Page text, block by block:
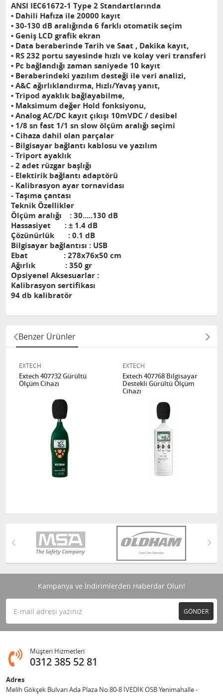
ANSI IEC61672-1 Type 2 Standartlarında
• Dahili Hafıza ile 20000 kayıt
• 30-130 dB aralığında 6 farklı otomatik seçim
• Geniş LCD grafik ekran
• Data beraberinde Tarih ve Saat , Dakika kayıt,
• RS 232 portu sayesinde hızlı ve kolay veri transferi
• Pc bağlandığı zaman saniyede 10 kayıt
• Beraberindeki yazılım desteği ile veri analizi,
• A&C ağırlıklandırma, Hızlı/Yavaş yanıt,
• Tripod ayaklık bağlayabilme,
• Maksimum değer Hold fonksiyonu,
• Analog AC/DC kayıt çıkışı 10mVDC / desibel
• 1/8 sn fast 1/1 sn slow ölçüm aralığı seçimi
• Cihaza dahil olan parçalar
- Bilgisayar bağlantı kablosu ve yazılım
- Triport ayaklık
- 2 adet rüzgar başlığı
- Elektirik bağlantı adaptörü
- Kalibrasyon ayar tornavidası
- Taşıma çantası
Teknik Özellikler
Ölçüm aralığı : 30.....130 dB
Hassasiyet : ± 1.4 dB
Çözünürlük : 0.1 dB
Bilgisayar bağlantısı : USB
Ebat : 278x76x50 cm
Ağırlık : 350 gr
Opsiyenel Aksesuarlar :
Kalibrasyon sertifikası
94 db kalibratör
Benzer Ürünler
EXTECH
Extech 407732 Gürültü
Ölçüm Cihazı
EXTECH
Extech 407768 Bilgisayar
Destekli Gürültü Ölçüm
Cihazı
Kampanya ve İndirimlerden Haberdar Olun!
GÖNDER
Müşteri Hizmetleri
0312 385 52 81
Adres
Melih Gökçek Bulvarı Ada Plaza No:80-8 İVEDİK OSB Yenimahalle -